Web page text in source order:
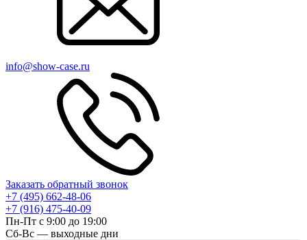
info@show-case.ru
Заказать обратный звонок
+7 (495) 662-48-06
+7 (916) 475-40-09
Пн-Пт с 9:00 до 19:00
Сб-Вс — выходные дни